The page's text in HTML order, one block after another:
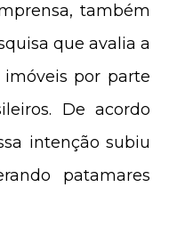
também
que avalia a
por parte
De acordo
intenção subiu
patamares